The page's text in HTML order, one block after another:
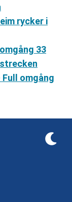
rycker i
33
Full omgång